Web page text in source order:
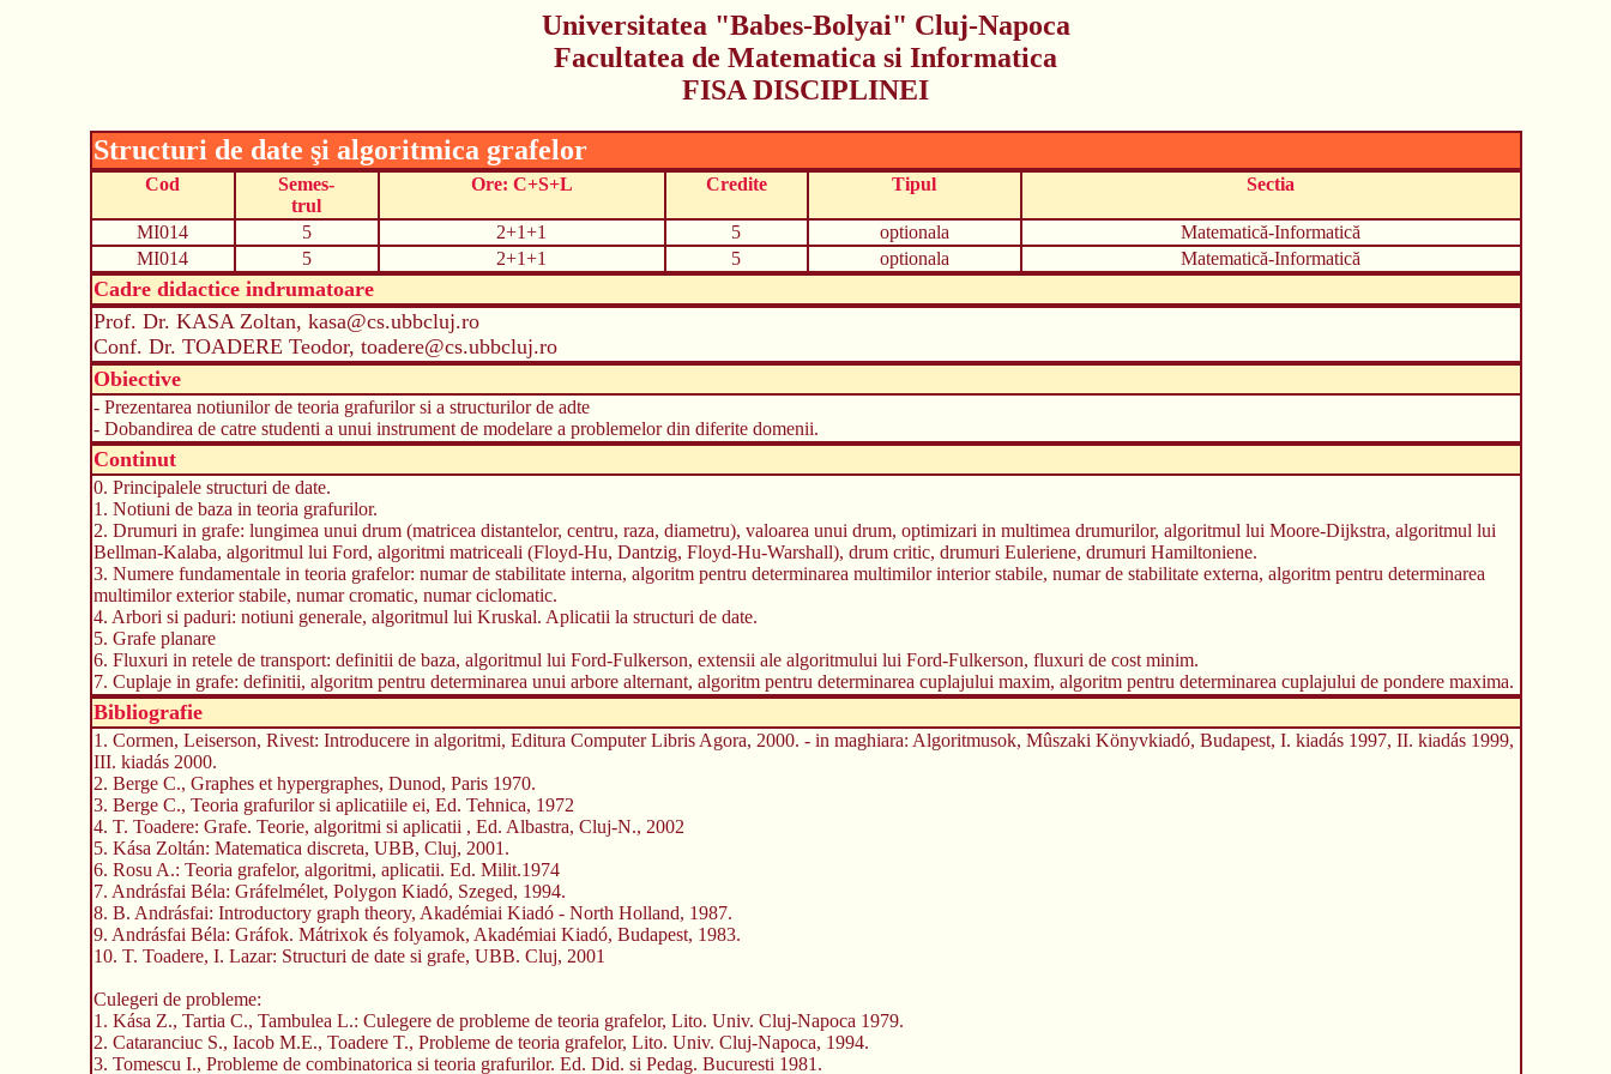
Universitatea "Babes-Bolyai" Cluj-Napoca
Facultatea de Matematica si Informatica
FISA DISCIPLINEI
Structuri de date şi algoritmica grafelor
Cod
Semes-
trul
Ore: C+S+L Credite Tipul Sectia
MI014 5 2+1+1 5 optionala
Matematică-Informatică
MI014
5 2+1+1 5 optionala Matematică-Informatică
Cadre didactice indrumatoare
Prof. Dr. KASA Zoltan, kasa@cs.ubbcluj.ro
Conf. Dr. TOADERE Teodor, toadere@cs.ubbcluj.ro
Obiective
- Prezentarea notiunilor de teoria grafurilor si a structurilor de adte
- Dobandirea de catre studenti a unui instrument de modelare a problemelor din diferite domenii.
Continut
0. Principalele structuri de date.
1. Notiuni de baza in teoria grafurilor.
2. Drumuri in grafe: lungimea unui drum (matricea distantelor, centru, raza, diametru), valoarea unui drum, optimizari in multimea drumurilor, algoritmul lui Moore-Dijkstra, algoritmul lui
Bellman-Kalaba, algoritmul lui Ford, algoritmi matriceali (Floyd-Hu, Dantzig, Floyd-Hu-Warshall), drum critic, drumuri Euleriene, drumuri Hamiltoniene.
3. Numere fundamentale in teoria grafelor: numar de stabilitate interna, algoritm pentru determinarea multimilor interior stabile, numar de stabilitate externa, algoritm pentru determinarea
multimilor exterior stabile, numar cromatic, numar ciclomatic.
4. Arbori si paduri: notiuni generale, algoritmul lui Kruskal. Aplicatii la structuri de date.
5. Grafe planare
6. Fluxuri in retele de transport: definitii de baza, algoritmul lui Ford-Fulkerson, extensii ale algoritmului lui Ford-Fulkerson, fluxuri de cost minim.
7. Cuplaje in grafe: definitii, algoritm pentru determinarea unui arbore alternant, algoritm pentru determinarea cuplajului maxim, algoritm pentru determinarea cuplajului de pondere maxima.
Bibliografie
1. Cormen, Leiserson, Rivest: Introducere in algoritmi, Editura Computer Libris Agora, 2000. - in maghiara: Algoritmusok, Mûszaki Könyvkiadó, Budapest, I. kiadás 1997, II. kiadás 1999,
III. kiadás 2000.
2. Berge C., Graphes et hypergraphes, Dunod, Paris 1970.
3. Berge C., Teoria grafurilor si aplicatiile ei, Ed. Tehnica, 1972
4. T. Toadere: Grafe. Teorie, algoritmi si aplicatii , Ed. Albastra, Cluj-N., 2002
5. Kása Zoltán: Matematica discreta, UBB, Cluj, 2001.
6. Rosu A.: Teoria grafelor, algoritmi, aplicatii. Ed. Milit.1974
7. Andrásfai Béla: Gráfelmélet, Polygon Kiadó, Szeged, 1994.
8. B. Andrásfai: Introductory graph theory, Akadémiai Kiadó - North Holland, 1987.
9. Andrásfai Béla: Gráfok. Mátrixok és folyamok, Akadémiai Kiadó, Budapest, 1983.
10. T. Toadere, I. Lazar: Structuri de date si grafe, UBB. Cluj, 2001
Culegeri de probleme:
1. Kása Z., Tartia C., Tambulea L.: Culegere de probleme de teoria grafelor, Lito. Univ. Cluj-Napoca 1979.
2. Cataranciuc S., Iacob M.E., Toadere T., Probleme de teoria grafelor, Lito. Univ. Cluj-Napoca, 1994.
3. Tomescu I., Probleme de combinatorica si teoria grafurilor. Ed. Did. si Pedag. Bucuresti 1981.